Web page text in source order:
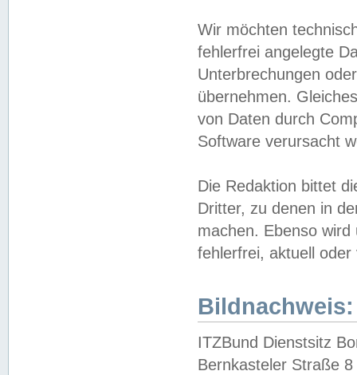
Wir möchten
fehlerfrei angelegte
Unterbrechungen
übernehmen.
von Daten durch
Software verursacht
Die Redaktion bittet
Dritter, zu denen in
machen. Ebenso
fehlerfrei, aktuell oder
Bildnachweis:
ITZBund Dienstsitz
Bernkasteler Straße 8